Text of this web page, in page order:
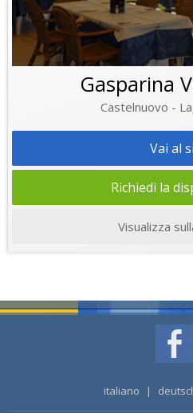
Gasparina
Castelnuovo -
Vai al
Richiedi la
Visualizza
italiano |